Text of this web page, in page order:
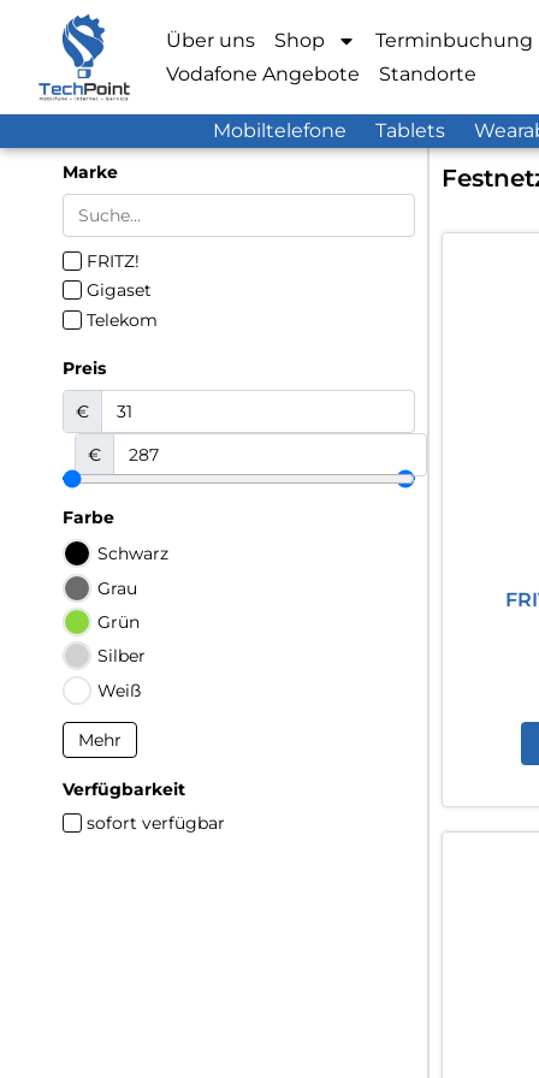
Über uns Shop
Terminbuchung
Vodafone Angebote
Standorte
Mobiltelefone Tablets
Marke
FRITZ!
Gigaset
Telekom
Preis
€
€
Farbe
Schwarz
Grau
Grün
Silber
Weiß
Mehr
Verfügbarkeit
sofort verfügbar